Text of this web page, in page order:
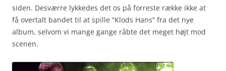
siden. Desværre lykkedes det os på forreste række ikke at
få overtalt bandet til at spille “Klods Hans” fra det nye
album, selvom vi mange gange råbte det meget højt mod
scenen.